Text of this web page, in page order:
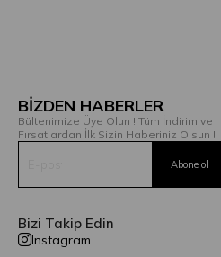
BİZDEN HABERLER
Bültenimize Üye Olun ! Tüm İndirim ve
Fırsatlardan İlk Sizin Haberiniz Olsun !
Bizi Takip Edin
Instagram